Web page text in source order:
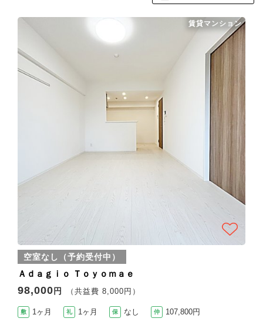
空室なし（予約受付中）
Ａｄａｇｉｏ Ｔｏｙｏｍａｅ
98,000 円 （共益費 8,000円）
敷 1ヶ月 礼 1ヶ月 保 なし 仲 107,800円
賃貸マンション